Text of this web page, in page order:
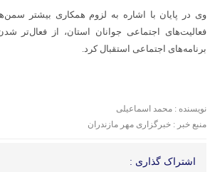
وی در پایان با اشاره به لزوم همکاری بیشتر
فعالیت‌های اجتماعی جوانان استان، از فعال‌تر
برنامه‌های اجتماعی استقبال کرد.
نویسنده : محمد اسماعیلی
منبع خبر : خبرگزاری مهر مازندران
اشتراک گذاری :